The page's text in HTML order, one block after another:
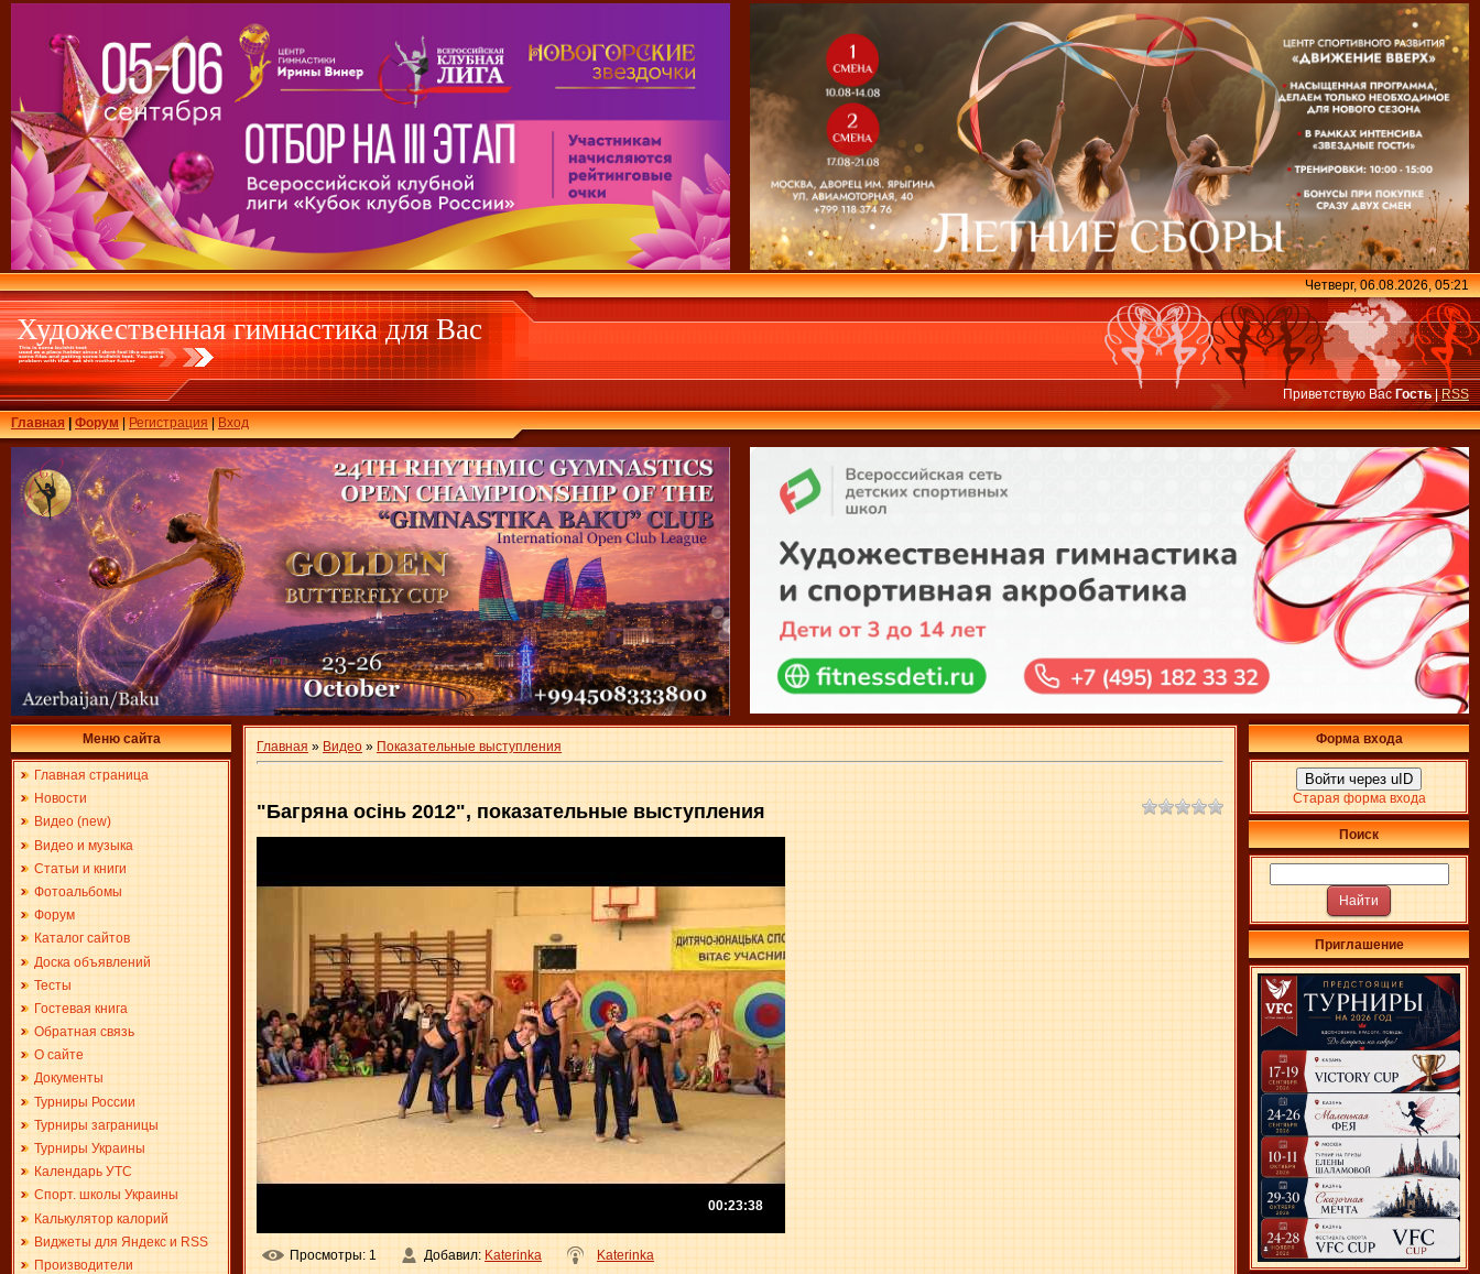
Художественная гимнастика для Вас
Главная|Форум |Регистрация|Вход
Четверг, 06.08.2026, 05:21
Приветствую Вас Гость|RSS
Меню сайта
Главная страница
Новости
Видео (new)
Видео и музыка
Статьи и книги
Фотоальбомы
Форум
Каталог сайтов
Доска объявлений
Тесты
Гостевая книга
Обратная связь
О сайте
Документы
Турниры России
Турниры заграницы
Турниры Украины
Календарь УТС
Спорт. школы Украины
Калькулятор калорий
Виджеты для Яндекс и RSS
Производители
Главная » Видео » Показательные выступления
"Багряна осінь 2012", показательные выступления
00:23:38
Просмотры: 1 Добавил: Katerinka Katerinka
Форма входа
Войти через uID
Старая форма входа
Поиск
Приглашение